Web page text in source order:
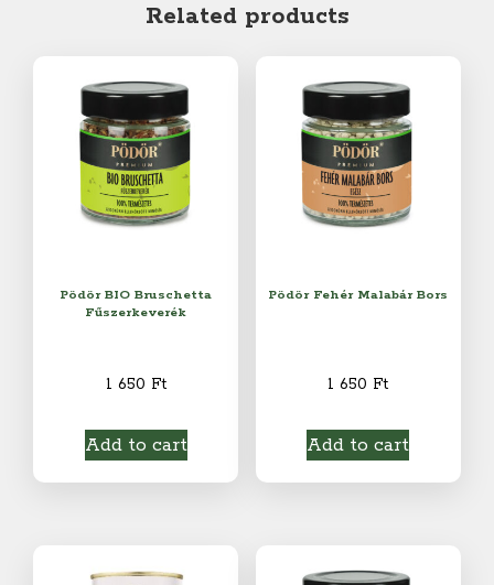
Related products
Pödör BIO Bruschetta
Fűszerkeverék
1 650 Ft
Add to cart
Pödör Fehér Malabár Bors
1 650 Ft
Add to cart